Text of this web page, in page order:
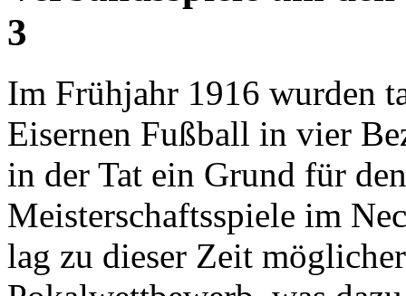
3
Im Frühjahr 1916 wurden
Eisernen Fußball in vier
in der Tat ein Grund für
Meisterschaftsspiele im
lag zu dieser Zeit